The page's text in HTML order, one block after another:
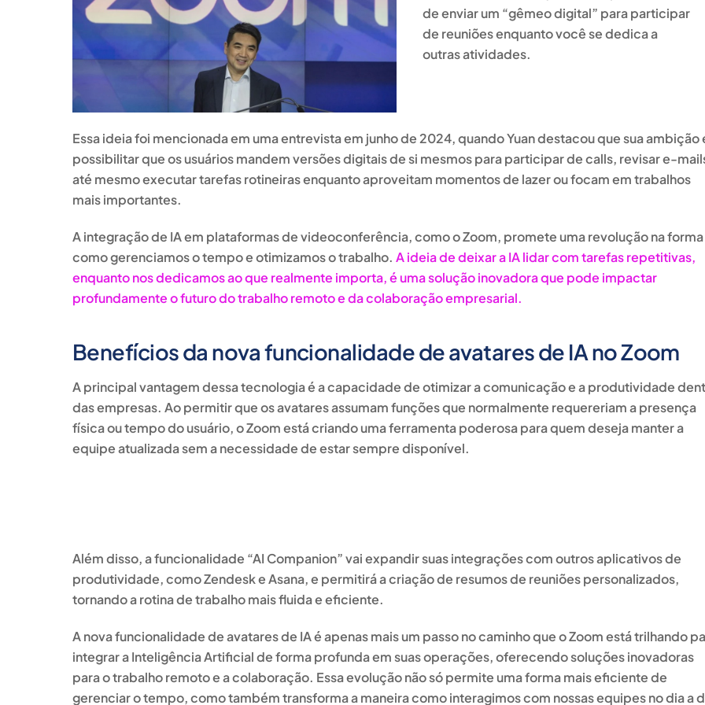
de enviar um “gêmeo digital” para participar
de reuniões enquanto você se dedica a
outras atividades.
Essa ideia foi mencionada em uma entrevista em junho de 2024, quando Yuan destacou que sua ambição
possibilitar que os usuários mandem versões digitais de si mesmos para participar de calls, revisar e-
até mesmo executar tarefas rotineiras enquanto aproveitam momentos de lazer ou focam em trabalhos
mais importantes.
A integração de IA em plataformas de videoconferência, como o Zoom, promete uma revolução na forma
como gerenciamos o tempo e otimizamos o trabalho. A ideia de deixar a IA lidar com tarefas repetitivas,
enquanto nos dedicamos ao que realmente importa, é uma solução inovadora que pode impactar
profundamente o futuro do trabalho remoto e da colaboração empresarial.
Benefícios da nova funcionalidade de avatares de IA no Zoom
A principal vantagem dessa tecnologia é a capacidade de otimizar a comunicação e a produtividade
das empresas. Ao permitir que os avatares assumam funções que normalmente requereriam a presença
física ou tempo do usuário, o Zoom está criando uma ferramenta poderosa para quem deseja manter a
equipe atualizada sem a necessidade de estar sempre disponível.
Além disso, a funcionalidade “AI Companion” vai expandir suas integrações com outros aplicativos de
produtividade, como Zendesk e Asana, e permitirá a criação de resumos de reuniões personalizados,
tornando a rotina de trabalho mais fluida e eficiente.
A nova funcionalidade de avatares de IA é apenas mais um passo no caminho que o Zoom está trilhando
integrar a Inteligência Artificial de forma profunda em suas operações, oferecendo soluções inovadoras
para o trabalho remoto e a colaboração. Essa evolução não só permite uma forma mais eficiente de
gerenciar o tempo, como também transforma a maneira como interagimos com nossas equipes no dia a